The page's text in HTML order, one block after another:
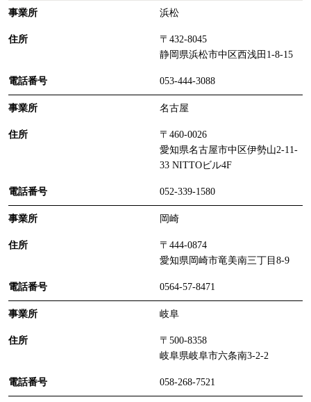
浜松
〒432-8045
静岡県浜松市中区西浅田1-8-15
053-444-3088
名古屋
〒460-0026
愛知県名古屋市中区伊勢山2-11-
33 NITTOビル4F
052-339-1580
岡崎
〒444-0874
愛知県岡崎市竜美南三丁目8-9
0564-57-8471
岐阜
〒500-8358
岐阜県岐阜市六条南3-2-2
058-268-7521